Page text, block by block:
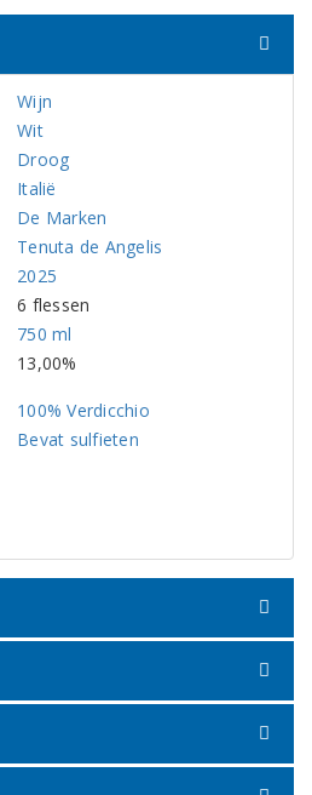
Wijn
Wit
Droog
Italië
De Marken
Tenuta de Angelis
2025
6 flessen
750 ml
13,00%
100% Verdicchio
Bevat sulfieten